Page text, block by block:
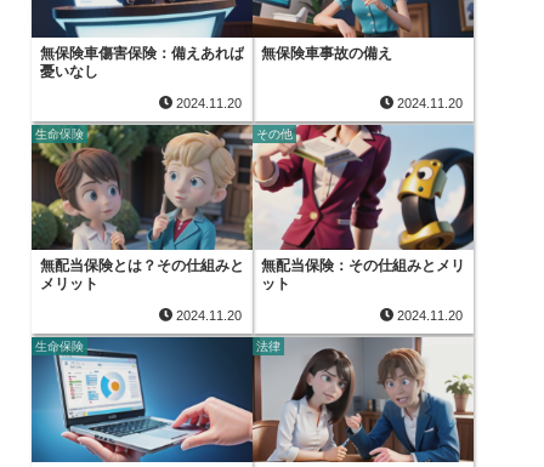
無保険車傷害保険：備えあれば
憂いなし
2024.11.20
無保険車事故の備え
2024.11.20
生命保険
無配当保険とは？その仕組みと
メリット
2024.11.20
その他
無配当保険：その仕組みとメリ
ット
2024.11.20
生命保険 法律